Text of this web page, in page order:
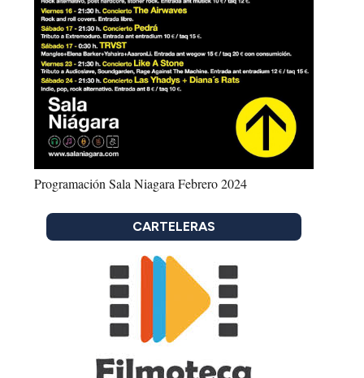
Programación Sala Niagara Febrero 2024
CARTELERAS